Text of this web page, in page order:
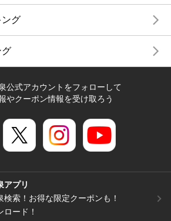
ング
グ
公式アカウントをフォローして
やクーポン情報を受け取ろう
アプリ
検索！お得な限定クーポンも！
ード！